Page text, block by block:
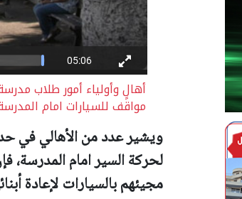
أهالٍ وأولياء أمور طلاب
مواقف للسيارات امام
ويشير عدد من الأهالي في
لحركة السير امام المدرسة،
مجيئهم بالسيارات لإعادة